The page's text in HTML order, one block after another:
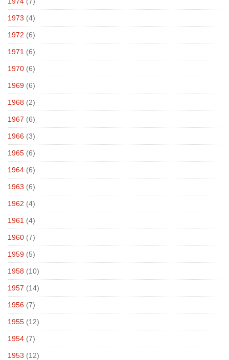
1973 (4)
1972 (6)
1971 (6)
1970 (6)
1969 (6)
1968 (2)
1967 (6)
1966 (3)
1965 (6)
1964 (6)
1963 (6)
1962 (4)
1961 (4)
1960 (7)
1959 (5)
1958 (10)
1957 (14)
1956 (7)
1955 (12)
1954 (7)
1953 (12)